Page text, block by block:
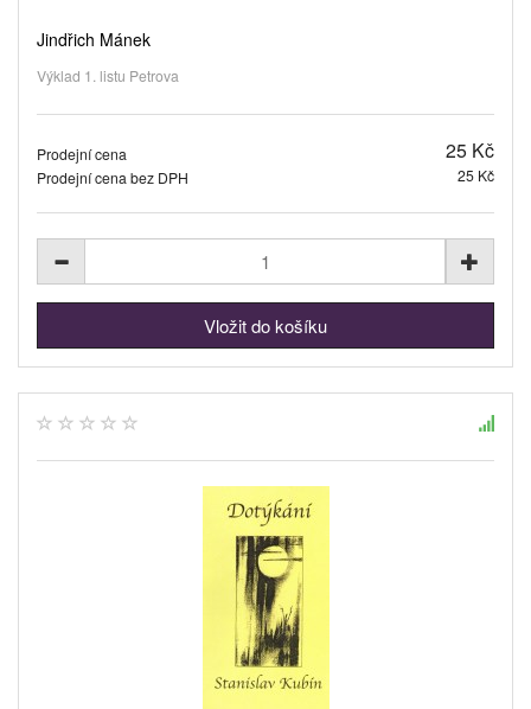
Jindřich Mánek
Výklad 1. listu Petrova
Prodejní cena 25 Kč
Prodejní cena bez DPH 25 Kč